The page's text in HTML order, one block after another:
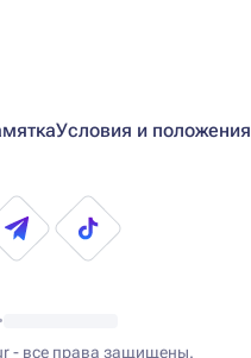
Условия и положения
- все права защищены.